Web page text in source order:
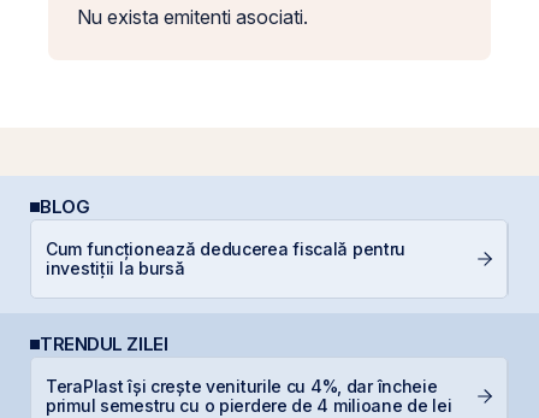
Nu exista emitenti asociati.
BLOG
Cum funcționează deducerea fiscală pentru
investiții la bursă
TRENDUL ZILEI
TeraPlast își crește veniturile cu 4%, dar încheie
primul semestru cu o pierdere de 4 milioane de lei